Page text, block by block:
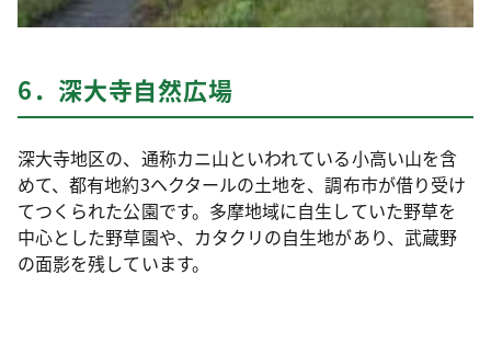
6．深大寺自然広場
深大寺地区の、通称カニ山といわれている小高い山を含
めて、都有地約3ヘクタールの土地を、調布市が借り受け
てつくられた公園です。多摩地域に自生していた野草を
中心とした野草園や、カタクリの自生地があり、武蔵野
の面影を残しています。